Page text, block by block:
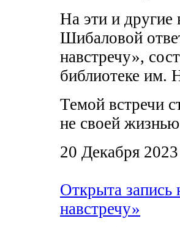
На эти и другие
Шибаловой
навстречу»,
библиотеке им.
Темой встречи
не своей
20 Декабря 2023
Открыта запись
навстречу»